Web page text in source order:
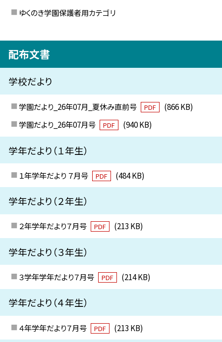
ゆくのき学園保護者用カテゴリ
配布文書
学校だより
学園だより_26年07月_夏休み直前号 PDF
(866 KB)
学園だより_26年07月号
PDF (940 KB)
学年だより（１年生）
１年学年だより ７月号 PDF (484 KB)
学年だより（２年生）
２年学年だより７月号 PDF (213 KB)
学年だより（３年生）
３学年学年だより７月号 PDF (214 KB)
学年だより（４年生）
４年学年だより７月号 PDF (213 KB)